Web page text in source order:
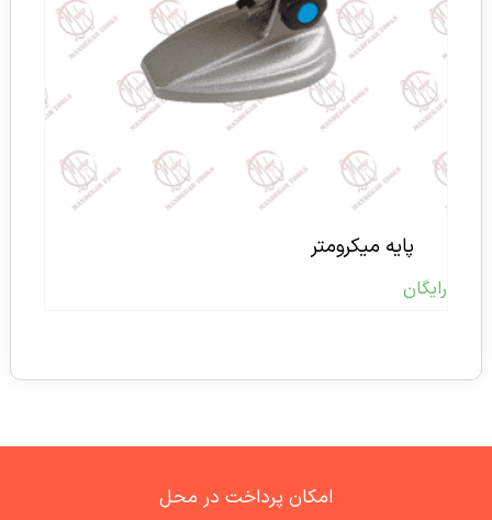
پایه میکرومتر
رایگان
امکان پرداخت در محل